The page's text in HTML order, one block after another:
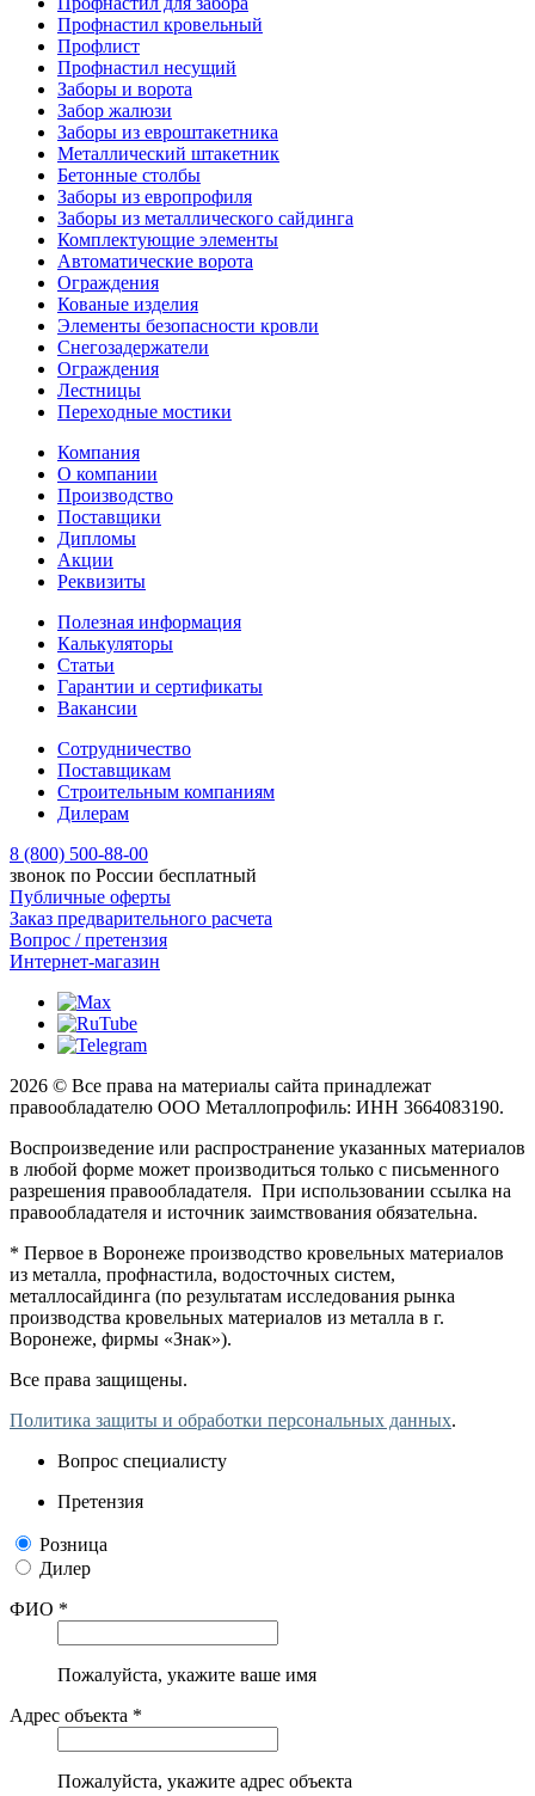
Профнастил кровельный
Профлист
Профнастил несущий
Заборы и ворота
Забор жалюзи
Заборы из евроштакетника
Металлический штакетник
Бетонные столбы
Заборы из европрофиля
Заборы из металлического сайдинга
Комплектующие элементы
Автоматические ворота
Ограждения
Кованые изделия
Элементы безопасности кровли
Снегозадержатели
Ограждения
Лестницы
Переходные мостики
Компания
О компании
Производство
Поставщики
Дипломы
Акции
Реквизиты
Полезная информация
Калькуляторы
Статьи
Гарантии и сертификаты
Вакансии
Сотрудничество
Поставщикам
Строительным компаниям
Дилерам
8 (800) 500-88-00
звонок по России бесплатный
Публичные оферты
Заказ предварительного расчета
Вопрос / претензия
Интернет-магазин
2026 © Все права на материалы сайта принадлежат
правообладателю ООО Металлопрофиль: ИНН 3664083190.
Воспроизведение или распространение указанных материалов
в любой форме может производиться только с письменного
разрешения правообладателя. При использовании ссылка на
правообладателя и источник заимствования обязательна.
* Первое в Воронеже производство кровельных материалов
из металла, профнастила, водосточных систем,
металлосайдинга (по результатам исследования рынка
производства кровельных материалов из металла в г.
Воронеже, фирмы «Знак»).
Все права защищены.
Политика защиты и обработки персональных данных.
Вопрос специалисту
Претензия
Розница
Дилер
ФИО *
Пожалуйста, укажите ваше имя
Адрес объекта *
Пожалуйста, укажите адрес объекта